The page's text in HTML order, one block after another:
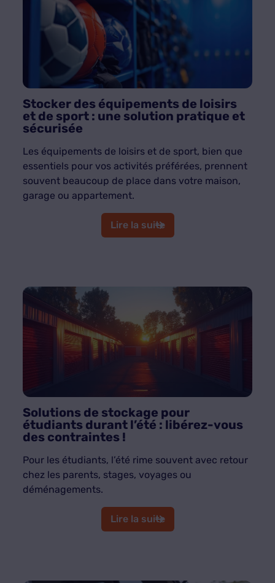
Stocker des équipements de loisirs
et de sport : une solution pratique et
sécurisée
Les équipements de loisirs et de sport, bien que
essentiels pour vos activités préférées, prennent
souvent beaucoup de place dans votre maison,
garage ou appartement.
Lire la suite
Solutions de stockage pour
étudiants durant l’été : libérez-vous
des contraintes !
Pour les étudiants, l’été rime souvent avec retour
chez les parents, stages, voyages ou
déménagements.
Lire la suite